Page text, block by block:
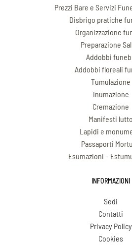
Prezzi Bare e Servizi
Disbrigo pratiche
Organizzazione
Preparazione
Addobbi
Addobbi floreali
Tumulazione
Inumazione
Cremazione
Manifesti lutto
Lapidi e
Passaporti
Esumazioni –
INFORMAZIONI
Sedi
Contatti
Privacy Policy
Cookies